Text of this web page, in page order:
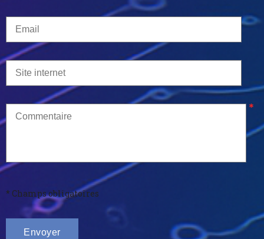
* Champs obligatoires